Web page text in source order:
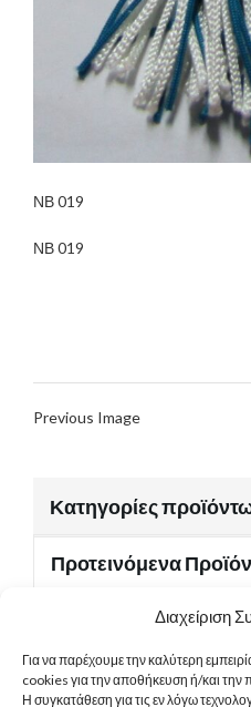
Διαχείριση
Για να παρέχουμε την καλύτερη
cookies για την αποθήκευση ή/και
Η συγκατάθεση για τις εν λόγω
ΝΒ 019
ΝΒ 019
Previous Image
Κατηγορίες
Προτεινόμενα
Χρήσιμα Έγγραφα